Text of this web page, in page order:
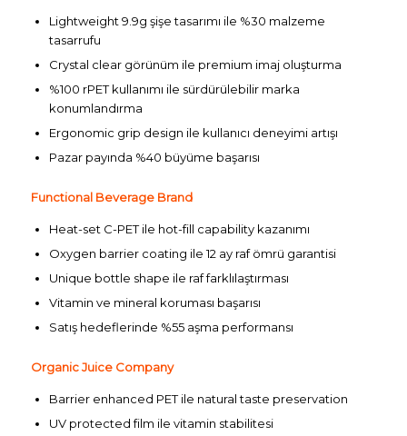
Lightweight 9.9g şişe tasarımı ile %30 malzeme
tasarrufu
Crystal clear görünüm ile premium imaj oluşturma
%100 rPET kullanımı ile sürdürülebilir marka
konumlandırma
Ergonomic grip design ile kullanıcı deneyimi artışı
Pazar payında %40 büyüme başarısı
Functional Beverage Brand
Heat-set C-PET ile hot-fill capability kazanımı
Oxygen barrier coating ile 12 ay raf ömrü garantisi
Unique bottle shape ile raf farklılaştırması
Vitamin ve mineral koruması başarısı
Satış hedeflerinde %55 aşma performansı
Organic Juice Company
Barrier enhanced PET ile natural taste preservation
UV protected film ile vitamin stabilitesi